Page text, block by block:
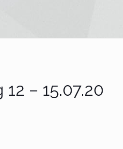
12 – 15.07.20